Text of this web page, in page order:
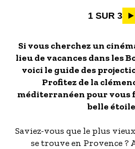
1 SUR 3
Si vous cherchez un
lieu de vacances dans les
voici le guide des
Profitez de la
méditerranéen pour vous
belle
Saviez-vous que le plus
se trouve en Provence ?